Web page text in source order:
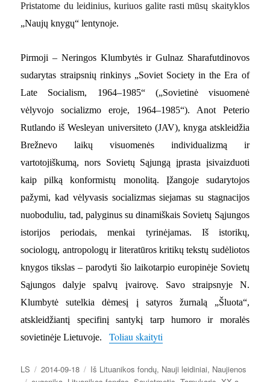
Pristatome du leidinius, kuriuos galite rasti mūsų skaityklos
„Naujų knygų“ lentynoje.
Pirmoji – Neringos Klumbytės ir Gulnaz Sharafutdinovos
sudarytas straipsnių rinkinys „Soviet Society in the Era of
Late Socialism, 1964–1985“ („Sovietinė visuomenė
vėlyvojo socializmo eroje, 1964–1985“). Anot Peterio
Rutlando iš Wesleyan universiteto (JAV), knyga atskleidžia
Brežnevo laikų visuomenės individualizmą ir
vartotojiškumą, nors Sovietų Sąjungą įprasta įsivaizduoti
kaip pilką konformistų monolitą. Įžangoje sudarytojos
pažymi, kad vėlyvasis socializmas siejamas su stagnacijos
nuoboduliu, tad, palyginus su dinamiškais Sovietų Sąjungos
istorijos periodais, menkai tyrinėjamas. Iš istorikų,
sociologų, antropologų ir literatūros kritikų tekstų sudėliotos
knygos tikslas – parodyti šio laikotarpio europinėje Sovietų
Sąjungos dalyje spalvų įvairovę. Savo straipsnyje N.
Klumbytė sutelkia dėmesį į satyros žurnalą „Šluota“,
atskleidžiantį specifinį santykį tarp humoro ir moralės
sovietinėje Lietuvoje.
Toliau skaityti
Autorius
LS Paskelbta
2014-09-18 Kategorijos
Iš Lituanikos fondų, Nauji leidiniai, Naujienos